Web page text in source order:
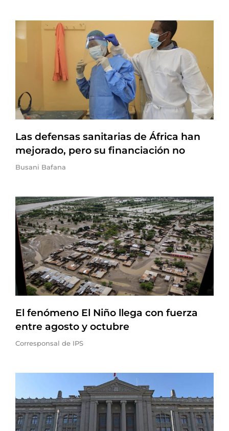
Las defensas sanitarias de África han
mejorado, pero su financiación no
Busani Bafana
El fenómeno El Niño llega con fuerza
entre agosto y octubre
Corresponsal de IPS